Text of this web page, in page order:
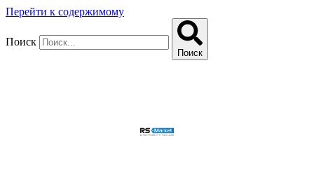
Перейти к содержимому
Поиск
Поиск